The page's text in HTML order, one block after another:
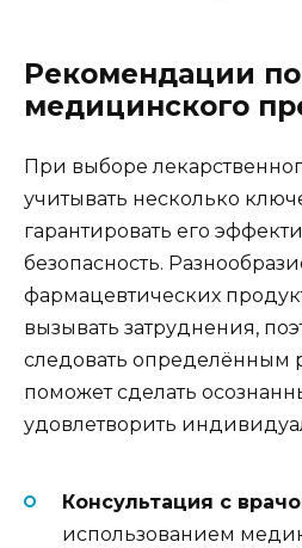
Рекомендации
медицинского
При выборе
учитывать несколько
гарантировать его
безопасность.
фармацевтических
вызывать затруднения,
следовать определённым
поможет сделать
удовлетворить
Консультация с
использованием